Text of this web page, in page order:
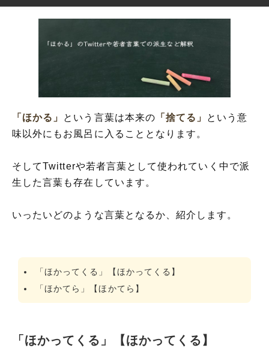
「ほかる」 という言葉は本来の 「捨てる」
という意
味以外にもお風呂に入ることとなります。
そしてTwitterや若者言葉として使われていく中で派
生した言葉も存在しています。
いったいどのような言葉となるか、紹介します。
「ほかってくる」【ほかってくる】
「ほかてら」【ほかてら】
「ほかってくる」【ほかってくる】